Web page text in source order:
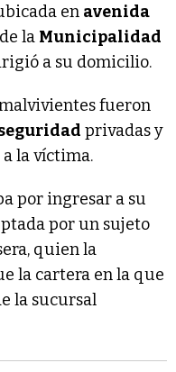
en avenida
la Municipalidad
a su domicilio.
fueron
privadas y
la víctima.
por ingresar a su
por un sujeto
quien la
la cartera en la que
la sucursal